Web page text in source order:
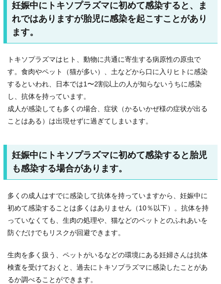
妊娠中にトキソプラズマに初めて感染すると、ま
れではありますが胎児に感染を起こすことがあり
ます。
トキソプラズマはヒト、動物に共通に寄生する病原性の原虫で
す。食肉やペット（猫が多い）、土などから口に入りヒトに感染
するといわれ、日本では1〜2割以上の人が知らないうちに感染
し、抗体を持っています。
成人が感染しても多くの場合、症状（かるいかぜ様の症状が出る
ことはある）は出現せずに過ぎてしまいます。
妊娠中にトキソプラズマに初めて感染すると胎児
も感染する場合があります。
多くの成人はすでに感染して抗体を持っていますから、妊娠中に
初めて感染することは多くはありません（10％以下）。抗体を持
っていなくても、生肉の処理や、猫などのペットとのふれあいを
防ぐだけでもリスクが回避できます。
生肉を多く扱う、ペットがいるなどの環境にある妊婦さんは抗体
検査を受けておくと、過去にトキソプラズマに感染したことがあ
るか調べることができます。